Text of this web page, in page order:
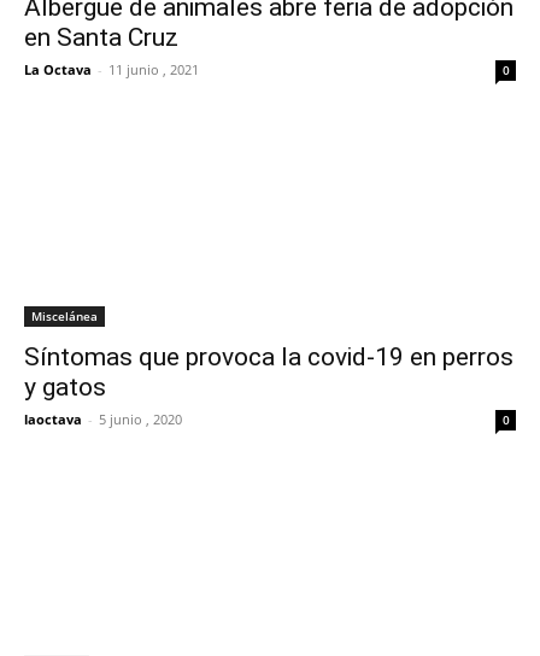
Albergue de animales abre feria de adopción
en Santa Cruz
La Octava - 11 junio , 2021 0
Miscelánea
Síntomas que provoca la covid-19 en perros
y gatos
laoctava - 5 junio , 2020 0